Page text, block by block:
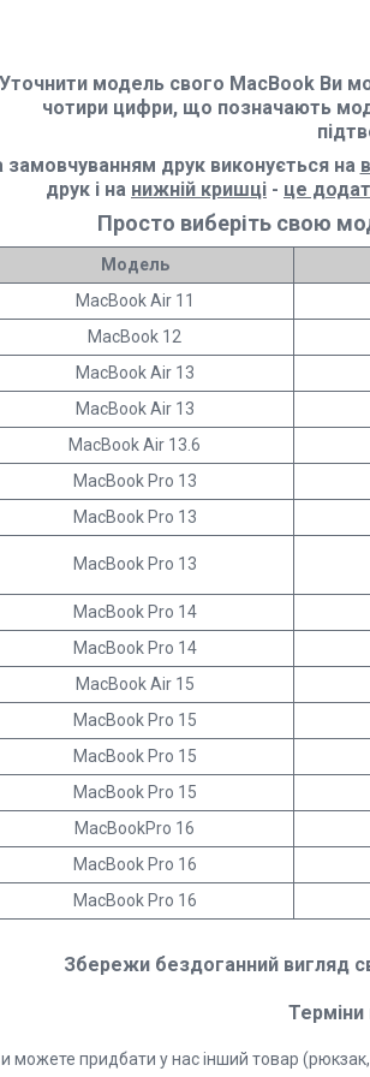
модель свого MacBook Ви
чотири цифри, що позначають
замовчуванням друк виконується на
друк і на нижній кришці - це
Просто виберіть свою
Модель
MacBook Air 11
MacBook 12
MacBook Air 13
MacBook Air 13
MacBook Air 13.6
MacBook Pro 13
MacBook Pro 13
MacBook Pro 13
MacBook Pro 14
MacBook Pro 14
MacBook Air 15
MacBook Pro 15
MacBook Pro 15
MacBook Pro 15
MacBookPro 16
MacBook Pro 16
MacBook Pro 16
Збережи бездоганний вигляд
Терміни
можете придбати у нас інший товар